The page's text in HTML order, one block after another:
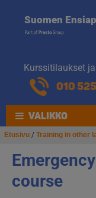
navigointiin
sisältöön
Suomen
Kurssitilaukset
010
VALIKKO
Etusivu / Training in other
course